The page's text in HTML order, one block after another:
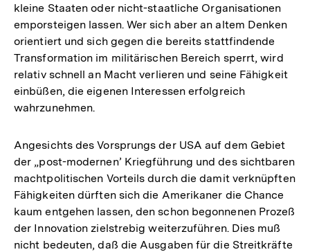
kleine Staaten oder nicht-staatliche Organisationen
emporsteigen lassen. Wer sich aber an altem Denken
orientiert und sich gegen die bereits stattfindende
Transformation im militärischen Bereich sperrt, wird
relativ schnell an Macht verlieren und seine Fähigkeit
einbüßen, die eigenen Interessen erfolgreich
wahrzunehmen.
Angesichts des Vorsprungs der USA auf dem Gebiet
der „post-modernen’ Kriegführung und des sichtbaren
machtpolitischen Vorteils durch die damit verknüpften
Fähigkeiten dürften sich die Amerikaner die Chance
kaum entgehen lassen, den schon begonnenen Prozeß
der Innovation zielstrebig weiterzuführen. Dies muß
nicht bedeuten, daß die Ausgaben für die Streitkräfte